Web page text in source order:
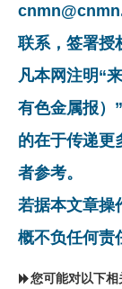
联系，签署授
凡本网注明“
有色金属报）
的在于传递更
者参考。
若据本文章操
概不负任何责
您可能对以下相关新闻同